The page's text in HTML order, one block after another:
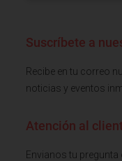
Suscríbete a
Recibe en tu correo
noticias y eventos
Atención al
Envianos tu